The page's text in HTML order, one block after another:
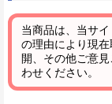
当商品は、当サ
の理由により現
開、その他ご意
わせください。